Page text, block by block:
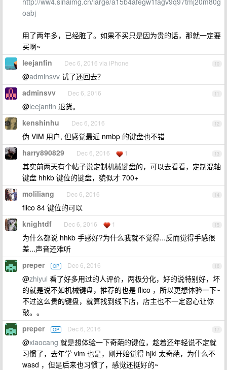
oabj
用了两年多，已经脏了。如果不买只是因为贵的话，那就一定要
买啊~
10
leejanfin Dec 6, 2016 via iPhone
@adminsvv 试了还回去？
11
adminsvv Dec 6, 2016
@leejanfin 退货。
12
kenshinhu Dec 6, 2016
伪 VIM 用户, 但感觉最近 nmbp 的键盘也不错
13
harry890829 Dec 6, 2016 1
其实前两天有个帖子说定制机械键盘的，可以去看看，定制混轴
键盘 hhkb 键位的键盘，貌似才 700+
14
moliliang Dec 6, 2016
flico 84 键位的可以
15
knightdf Dec 6, 2016 1
为什么都说 hhkb 手感好?为什么我就不觉得...反而觉得手感很
差...声音还难听
16
preper OP Dec 6, 2016
@zhiyul 看了好多用过的人评价，两极分化，好的说特别好，坏
的就是说不如机械键盘，推荐的也是 flico ，所以更想体验一下~
不过这么贵的键盘，就算找到线下店，店主也不一定忍心让你
敲。。
17
preper OP Dec 6, 2016
@xiaocang 就是想体验一下奇葩的键位，趁着还年轻说不定就
习惯了，去年学 vim 也是，刚开始觉得 hjkl 太奇葩，为什么不
wasd ，但是后来也习惯了，感觉还挺好的~